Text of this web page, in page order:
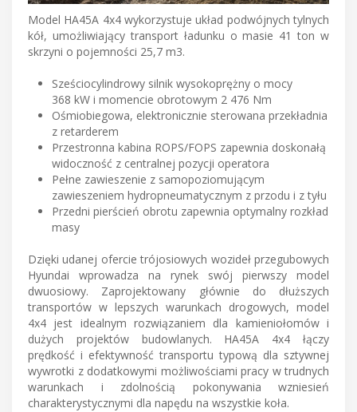
Model HA45A 4x4 wykorzystuje układ podwójnych tylnych
kół, umożliwiający transport ładunku o masie 41 ton w
skrzyni o pojemności 25,7 m3.
Sześciocylindrowy silnik wysokoprężny o mocy
368 kW i momencie obrotowym 2 476 Nm
Ośmiobiegowa, elektronicznie sterowana przekładnia
z retarderem
Przestronna kabina ROPS/FOPS zapewnia doskonałą
widoczność z centralnej pozycji operatora
Pełne zawieszenie z samopoziomującym
zawieszeniem hydropneumatycznym z przodu i z tyłu
Przedni pierścień obrotu zapewnia optymalny rozkład
masy
Dzięki udanej ofercie trójosiowych wozideł przegubowych
Hyundai wprowadza na rynek swój pierwszy model
dwuosiowy. Zaprojektowany głównie do dłuższych
transportów w lepszych warunkach drogowych, model
4x4 jest idealnym rozwiązaniem dla kamieniołomów i
dużych projektów budowlanych. HA45A 4x4 łączy
prędkość i efektywność transportu typową dla sztywnej
wywrotki z dodatkowymi możliwościami pracy w trudnych
warunkach i zdolnością pokonywania wzniesień
charakterystycznymi dla napędu na wszystkie koła.